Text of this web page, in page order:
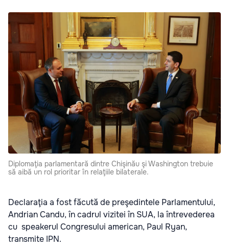
Diplomaţia parlamentară dintre Chişinău şi Washington trebuie
să aibă un rol prioritar în relaţiile bilaterale.
Declaraţia a fost făcută de preşedintele Parlamentului,
Andrian Candu, în cadrul vizitei în SUA, la întrevederea
cu speakerul Congresului american, Paul Ryan,
transmite IPN.